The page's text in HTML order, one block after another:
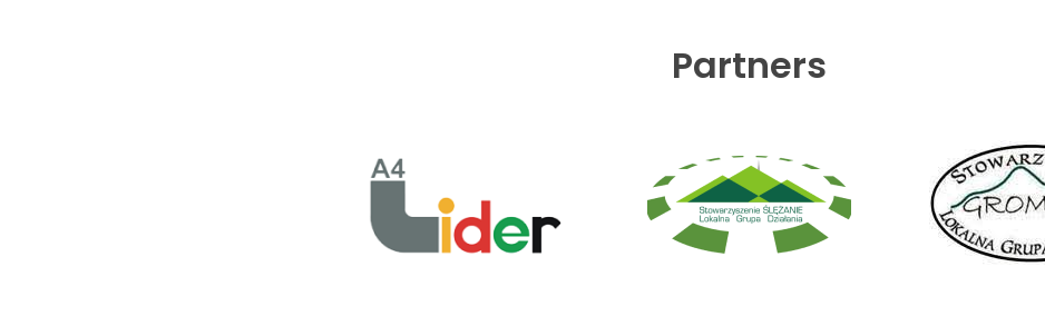
Partners